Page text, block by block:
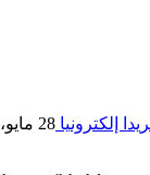
إلكترونيا 28 مايو، 2019